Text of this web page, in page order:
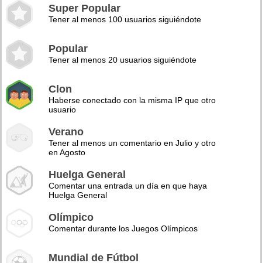
Super Popular
Tener al menos 100 usuarios siguiéndote
Popular
Tener al menos 20 usuarios siguiéndote
Clon
Haberse conectado con la misma IP que otro
usuario
Verano
Tener al menos un comentario en Julio y otro
en Agosto
Huelga General
Comentar una entrada un día en que haya
Huelga General
Olímpico
Comentar durante los Juegos Olímpicos
Mundial de Fútbol